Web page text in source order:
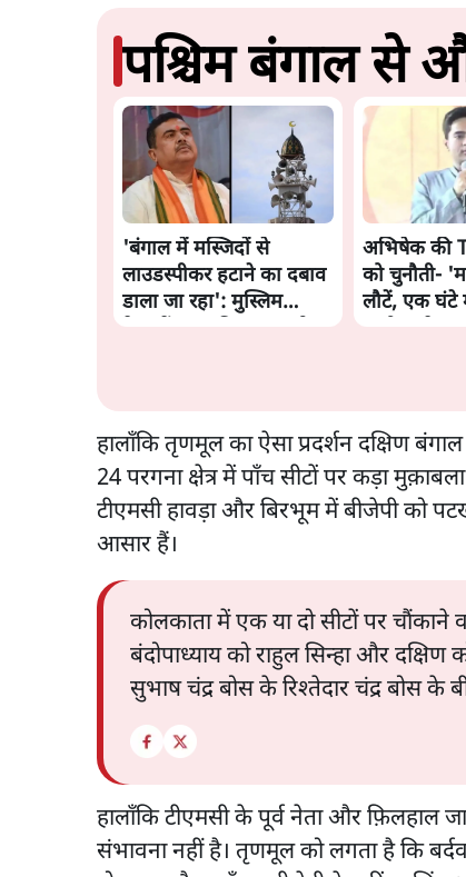
पश्चिम बंगाल से
'बंगाल में मस्जिदों से
लाउडस्पीकर हटाने का दबाव
डाला जा रहा': मुस्लिम
अभिषेक की
को चुनौती-
लौटें, एक घंटे
हालाँकि तृणमूल का ऐसा प्रदर्शन दक्षिण
24 परगना क्षेत्र में पाँच सीटों पर कड़ा
टीएमसी हावड़ा और बिरभूम में बीजेपी को
आसार हैं।
कोलकाता में एक या दो सीटों पर
बंदोपाध्याय को राहुल सिन्हा और
सुभाष चंद्र बोस के रिश्तेदार चंद्र बोस के
हालाँकि टीएमसी के पूर्व नेता और फ़िलहाल
संभावना नहीं है। तृणमूल को लगता है कि